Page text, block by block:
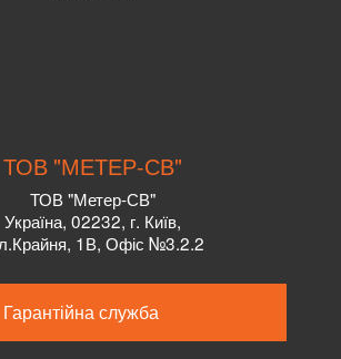
ТОВ "МЕТЕР-СВ"
ТОВ "Метер-СВ"
Україна, 02232, г. Київ,
1В, Офіс №3.2.2
Гарантійна служба